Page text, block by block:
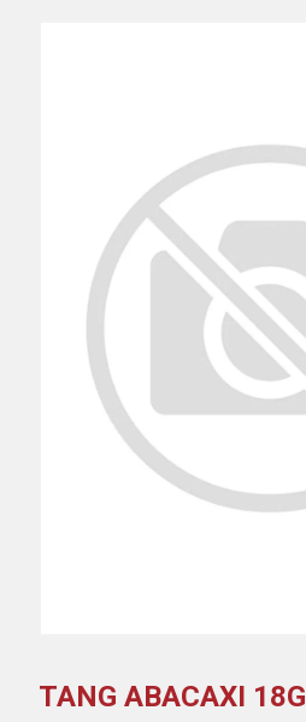
TANG ABACAXI 18G